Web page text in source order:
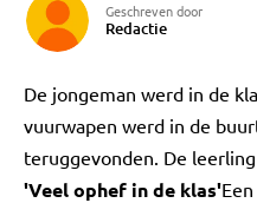
Geschreven door
Redactie
De jongeman werd in de
vuurwapen werd in de
teruggevonden. De
'Veel ophef in de klas'